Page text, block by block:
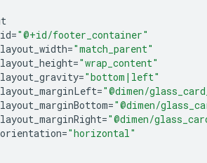
id="@+id/footer_container"
layout_width="match_parent"
layout_height="wrap_content"
layout_gravity="bottom|left"
layout_marginLeft="@dimen/
layout_marginBottom="@dimen/
layout_marginRight="@dimen/
orientation="horizontal"